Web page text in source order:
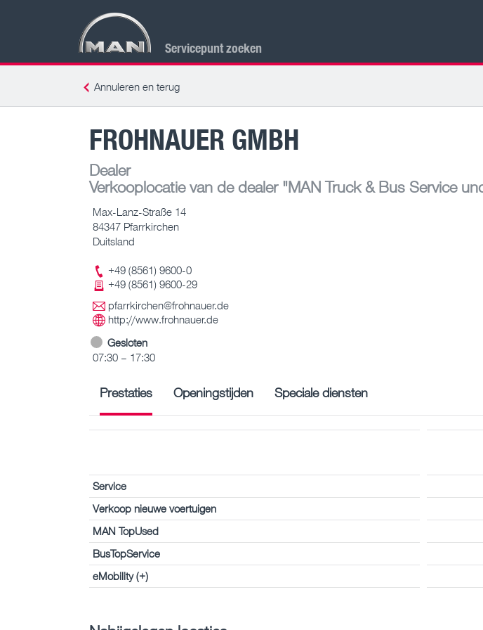
Servicepunt zoeken
Annuleren en terug
FROHNAUER GMBH
Dealer
Verkooplocatie van de dealer"MAN Truck & Bus Service
Max-Lanz-Straße 14
84347 Pfarrkirchen
Duitsland
+49 (8561) 9600-0
+49 (8561) 9600-29
pfarrkirchen@frohnauer.de
http://www.frohnauer.de
Gesloten
07:30 – 17:30
Prestaties Openingstijden Speciale diensten
Service
Verkoop nieuwe voertuigen
MAN TopUsed
BusTopService
eMobility (+)